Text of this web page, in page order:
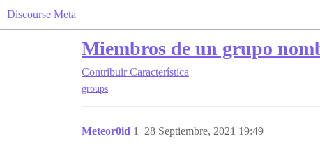
Discourse Meta
Miembros de un grupo
Contribuir Característica
groups
Meteor0id 28 Septiembre, 2021 19:49
1